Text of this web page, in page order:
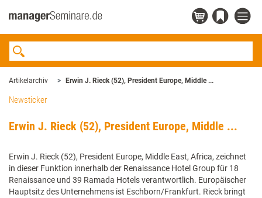
Artikelarchiv Erwin J. Rieck (52), President Europe, Middle ...
Newsticker
Erwin J. Rieck (52), President Europe, Middle ...
Erwin J. Rieck (52), President Europe, Middle East, Africa, zeichnet
in dieser Funktion innerhalb der Renaissance Hotel Group für 18
Renaissance und 39 Ramada Hotels verantwortlich. Europäischer
Hauptsitz des Unternehmens ist Eschborn/Frankfurt. Rieck bringt